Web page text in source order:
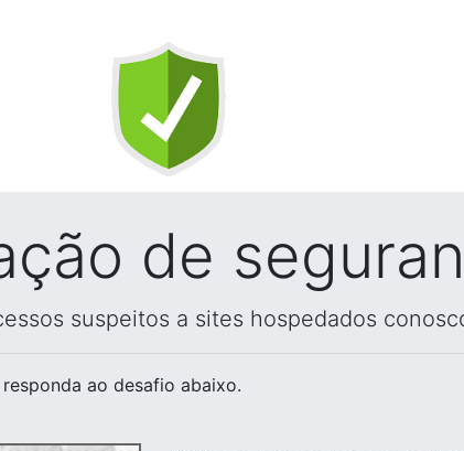
de
suspeitos a sites hospedados
responda ao desafio abaixo.